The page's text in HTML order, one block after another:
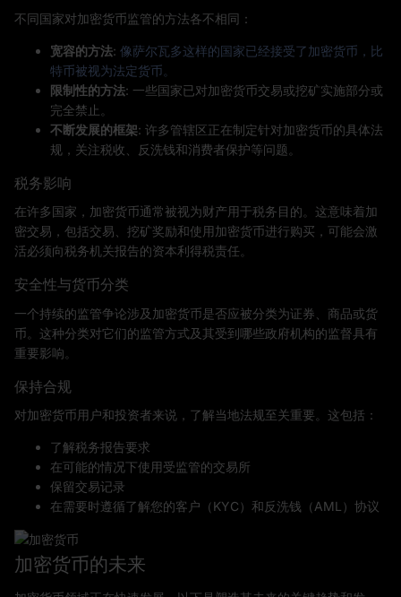
不同国家对加密货币监管的方法各不相同：
宽容的方法: 像萨尔瓦多这样的国家已经接受了加密货币，比
特币被视为法定货币。
限制性的方法: 一些国家已对加密货币交易或挖矿实施部分或
完全禁止。
不断发展的框架: 许多管辖区正在制定针对加密货币的具体法
规，关注税收、反洗钱和消费者保护等问题。
税务影响
在许多国家，加密货币通常被视为财产用于税务目的。这意味着加
密交易，包括交易、挖矿奖励和使用加密货币进行购买，可能会激
活必须向税务机关报告的资本利得税责任。
安全性与货币分类
一个持续的监管争论涉及加密货币是否应被分类为证券、商品或货
币。这种分类对它们的监管方式及其受到哪些政府机构的监督具有
重要影响。
保持合规
对加密货币用户和投资者来说，了解当地法规至关重要。这包括：
了解税务报告要求
在可能的情况下使用受监管的交易所
保留交易记录
在需要时遵循了解您的客户（KYC）和反洗钱（AML）协议
加密货币的未来